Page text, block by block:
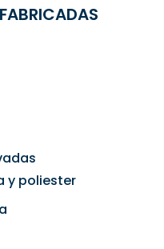
y poliester